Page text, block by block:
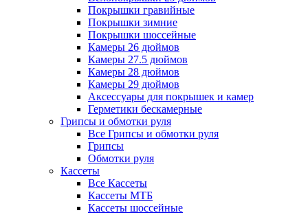
Покрышки гравийные
Покрышки зимние
Покрышки шоссейные
Камеры 26 дюймов
Камеры 27.5 дюймов
Камеры 28 дюймов
Камеры 29 дюймов
Аксессуары для покрышек и камер
Герметики бескамерные
Грипсы и обмотки руля
Все Грипсы и обмотки руля
Грипсы
Обмотки руля
Кассеты
Все Кассеты
Кассеты МТБ
Кассеты шоссейные